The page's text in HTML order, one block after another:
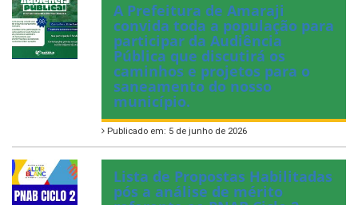
A Prefeitura de Amaraji
convida toda a população para
participar da Audiência
Pública que discutirá os
caminhos e projetos para o
saneamento do nosso
município.
Publicado em: 5 de junho de 2026
Lista de Propostas Habilitadas
pós a análise de mérito